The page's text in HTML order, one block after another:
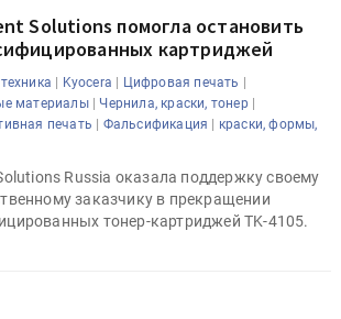
Solutions помогла остановить
картриджей
| Kyocera | Цифровая печать |
материалы| Чернила, краски, тонер|
печать | Фальсификация | краски, формы,
Russia оказала поддержку своему
заказчику в прекращении
тонер-картриджей TK-4105.